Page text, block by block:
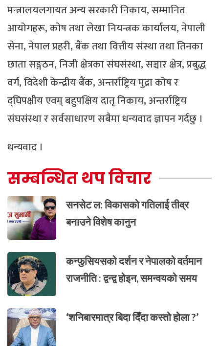
मन्त्रालयलगायत अन्य सरकारी निकाय, सम्मानित
आयोगहरू, कोष तथा लेखा नियन्त्रक कार्यालय, नेपाली
सेना, नेपाल प्रहरी, बैंक तथा वित्तीय संस्था तथा तिनका
छाता सङ्गठन, निजी क्षेत्रका संघसंस्था, सञ्चार क्षेत्र, प्रबुद्ध
वर्ग, विदेशी केन्द्रीय बैंक, अन्तर्राष्ट्रिय मुद्रा कोष र
द्घिपक्षीय एवम् बहुपक्षिय दातृ निकाय, अन्तर्राष्ट्रिय
संघसंस्था र सर्वसाधारण सबैमा धन्यवाद ज्ञापन गर्दछु ।
धन्यवाद ।
सम्बन्धित थप विचार
सनसेट ल: विकासको गतिलाई तीव्र
बनाउने विशेष कानुन
कन्फुसियसको दर्शन र नेपालको वर्तमान
राजनीति : द्वन्द्व होइन, समन्वयको समय
‘शनिबारमात्र बिदा दिँदा कस्तो होला ?’